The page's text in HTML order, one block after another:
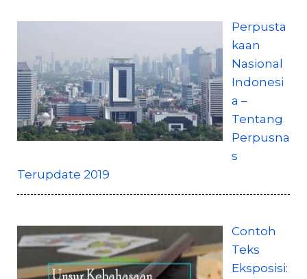
Perpusta
kaan
Nasional
Indonesi
a –
Tentang
Perpusna
s
Terupdate 2019
Contoh
Teks
Eksposisi: